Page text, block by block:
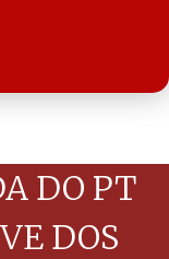
DO PT
DOS